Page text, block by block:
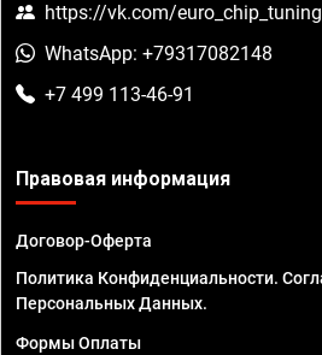
https://vk.com/euro_chip_tuning
WhatsApp: +79317082148
+7 499 113-46-91
Правовая информация
Договор-Оферта
Политика Конфиденциальности.
Персональных Данных.
Формы Оплаты